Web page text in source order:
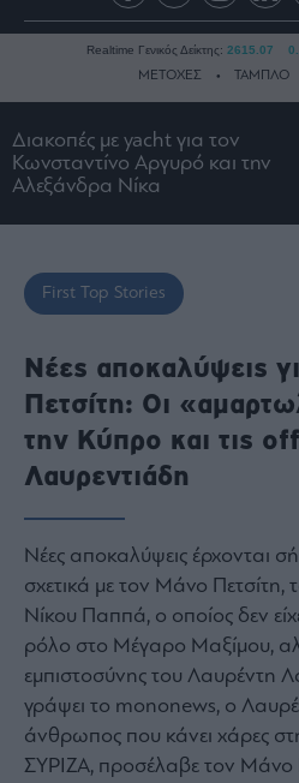
Ειδήσεις
Οικονομία
Τράπεζες
Ναυτιλία
Estate
Ενέργεια
Πολιτική
Πολιτισμός
Bloomberg
Financial
The
Wiseman
Realtime Γενικός Δείκτης: 2615.07
ΜΕΤΟΧΕΣ ΤΑΜΠΛΟ
Διακοπές με yacht για τον
Κωνσταντίνο Αργυρό και την
Αλεξάνδρα Νίκα
First Top Stories
Νέες αποκαλύψεις
Πετσίτη: Οι
την Κύπρο και τις
Λαυρεντιάδη
Νέες αποκαλύψεις έρχονται
σχετικά με τον Μάνο Πετσίτη,
Νίκου Παππά, ο οποίος δεν
ρόλο στο Μέγαρο Μαξίμου,
εμπιστοσύνης του Λαυρέντη
γράψει το mononews, o
άνθρωπος που κάνει χάρες
ΣΥΡΙΖΑ, προσέλαβε τον Μάνο